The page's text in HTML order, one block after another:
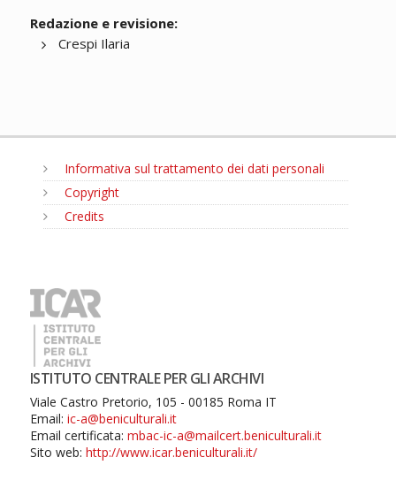
Redazione e revisione:
Crespi Ilaria
Informativa sul trattamento dei dati personali
Copyright
Credits
ISTITUTO CENTRALE PER GLI ARCHIVI
Viale Castro Pretorio, 105 - 00185 Roma IT
Email: ic-a@beniculturali.it
Email certificata: mbac-ic-a@mailcert.beniculturali.it
Sito web: http://www.icar.beniculturali.it/